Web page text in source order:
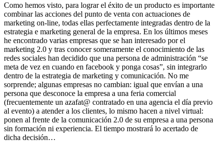
Como hemos visto, para lograr el éxito de un producto es importante
combinar las acciones del punto de venta con actuaciones de
marketing on-line, todas ellas perfectamente integradas dentro de la
estrategia e marketing general de la empresa. En los últimos meses
he encontrado varias empresas que se han interesado por el
marketing 2.0 y tras conocer someramente el conocimiento de las
redes sociales han decidido que una persona de administración “se
meta de vez en cuando en facebook y ponga cosas”, sin integrarlo
dentro de la estrategia de marketing y comunicación. No me
sorprende; algunas empresas no cambian: igual que envían a una
persona que desconoce la empresa a una feria comercial
(frecuentemente un azafat@ contratado en una agencia el día previo
al evento) a atender a los clientes, lo mismo hacen a nivel virtual:
ponen al frente de la comunicación 2.0 de su empresa a una persona
sin formación ni experiencia. El tiempo mostrará lo acertado de
dicha decisión…